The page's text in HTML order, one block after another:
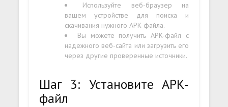
Используйте веб-браузер на
вашем устройстве для поиска и
скачивания нужного APK-файла.
Вы можете получить APK-файл с
надежного веб-сайта или загрузить его
через другие проверенные источники.
Шаг 3: Установите APK-
файл